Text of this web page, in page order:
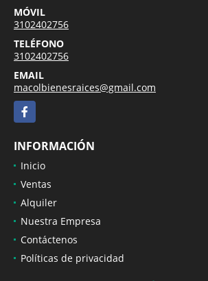
MÓVIL
3102402756
TELÉFONO
3102402756
EMAIL
macolbienesraices@gmail.com
Facebook
INFORMACIÓN
Inicio
Ventas
Alquiler
Nuestra Empresa
Contáctenos
Políticas de privacidad